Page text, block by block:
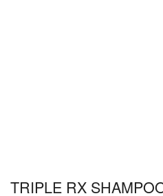
TRIPLE RX